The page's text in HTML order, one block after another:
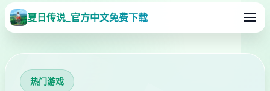
夏日传说_官方中文免费下载
热门游戏